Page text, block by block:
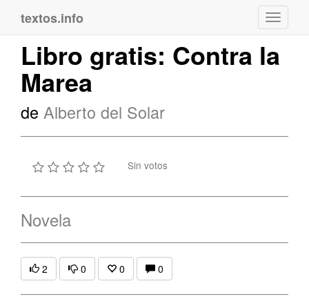
textos.info
Libro gratis: Contra la
Marea
de Alberto del Solar
Sin votos
Novela
2 0 0 0